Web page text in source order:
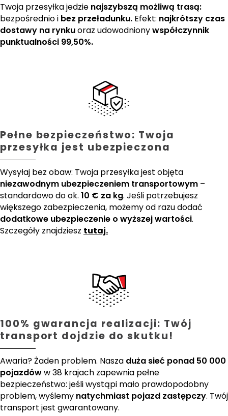
Twoja przesyłka jedzie najszybszą możliwą trasą:
bezpośrednio i bez przeładunku. Efekt: najkrótszy czas
dostawy na rynkuoraz udowodnionywspółczynnik
punktualności 99,50%.
Pełne bezpieczeństwo: Twoja
przesyłka jest ubezpieczona
Wysyłaj bez obaw: Twoja przesyłka jest objęta
niezawodnym ubezpieczeniem transportowym –
standardowo do ok. 10 € za kg. Jeśli potrzebujesz
większego zabezpieczenia, możemy od razu dodać
dodatkowe ubezpieczenie o wyższej wartości.
Szczegóły znajdziesz tutaj.
100% gwarancja realizacji: Twój
transport dojdzie do skutku!
Awaria? Żaden problem. Nasza duża sieć ponad 50 000
pojazdóww 38 krajach zapewnia pełne
bezpieczeństwo: jeśli wystąpi mało prawdopodobny
problem, wyślemy natychmiast pojazd zastępczy. Twój
transport jest gwarantowany.